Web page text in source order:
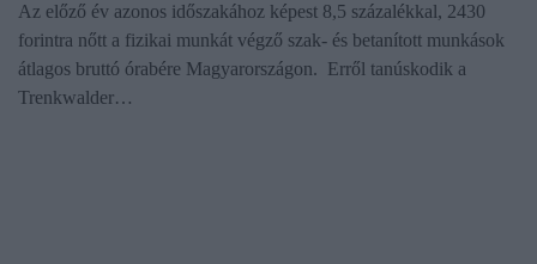
Az előző év azonos időszakához képest 8,5 százalékkal, 2430
forintra nőtt a fizikai munkát végző szak- és betanított munkások
átlagos bruttó órabére Magyarországon. Erről tanúskodik a
Trenkwalder…